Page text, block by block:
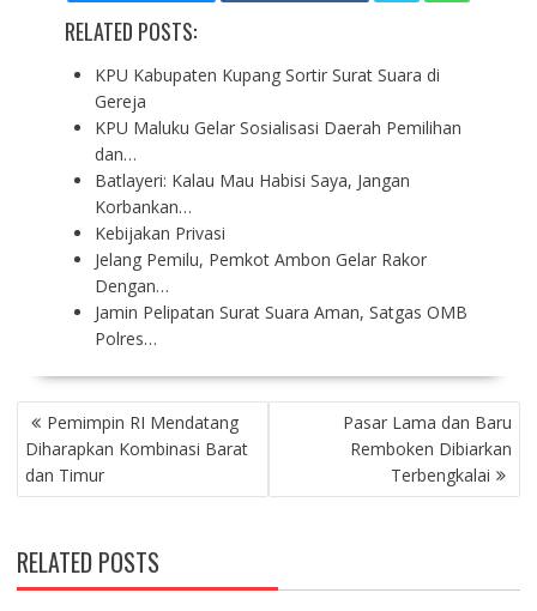
RELATED POSTS:
KPU Kabupaten Kupang Sortir Surat Suara di
Gereja
KPU Maluku Gelar Sosialisasi Daerah Pemilihan
dan…
Batlayeri: Kalau Mau Habisi Saya, Jangan
Korbankan…
Kebijakan Privasi
Jelang Pemilu, Pemkot Ambon Gelar Rakor
Dengan…
Jamin Pelipatan Surat Suara Aman, Satgas OMB
Polres…
P
O
S
T
A
V
I
Pemimpin RI Mendatang
Diharapkan Kombinasi Barat
dan Timur
Pasar Lama dan Baru
Remboken Dibiarkan
Terbengkalai
RELATED POSTS